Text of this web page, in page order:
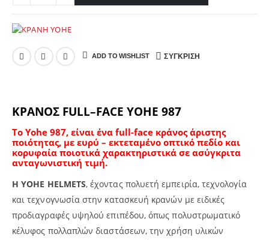
ADD TO WISHLIST ΣΎΓΚΡΙΣΗ
ΚΡΑΝΟΣ FULL–FACE YOHE 987
Το Yohe 987, είναι ένα full-face κράνος άριστης
ποιότητας, με ευρύ – εκτεταμένο οπτικό πεδίο και
κορυφαία ποιοτικά χαρακτηριστικά σε ασύγκριτα
ανταγωνιστική τιμή.
ΗYOHE HELMETS, έχοντας πολυετή εμπειρία, τεχνολογία
και τεχνογνωσία στην κατασκευή κρανών με ειδικές
προδιαγραφές υψηλού επιπέδου, όπως πολυστρωματικό
κέλυφος πολλαπλών διαστάσεων, την χρήση υλικών